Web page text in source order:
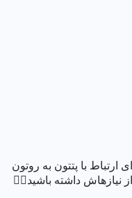
ارتباط با پتتون به روتون
داشته باشید👍🏼